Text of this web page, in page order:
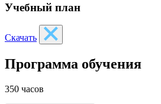
Учебный план
Скачать
Программа обучения
350 часов